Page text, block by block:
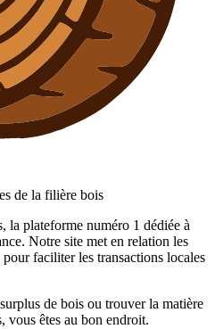
de la filière bois
plateforme numéro 1 dédiée à
Notre site met en relation les
faciliter les transactions locales
de bois ou trouver la matière
vous êtes au bon endroit.